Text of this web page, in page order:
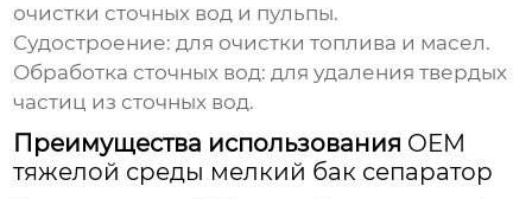
очистки сточных вод и пульпы.
Судостроение: для очистки топлива и масел.
Обработка сточных вод: для удаления твердых
частиц из сточных вод.
Преимущества использования OEM
тяжелой среды мелкий бак сепаратор